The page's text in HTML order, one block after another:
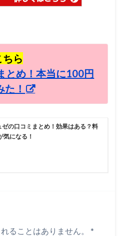
ら
とめ！本当に100円
！
ゼの口コミまとめ！効果はある？料
気になる！
ることはありません。
*